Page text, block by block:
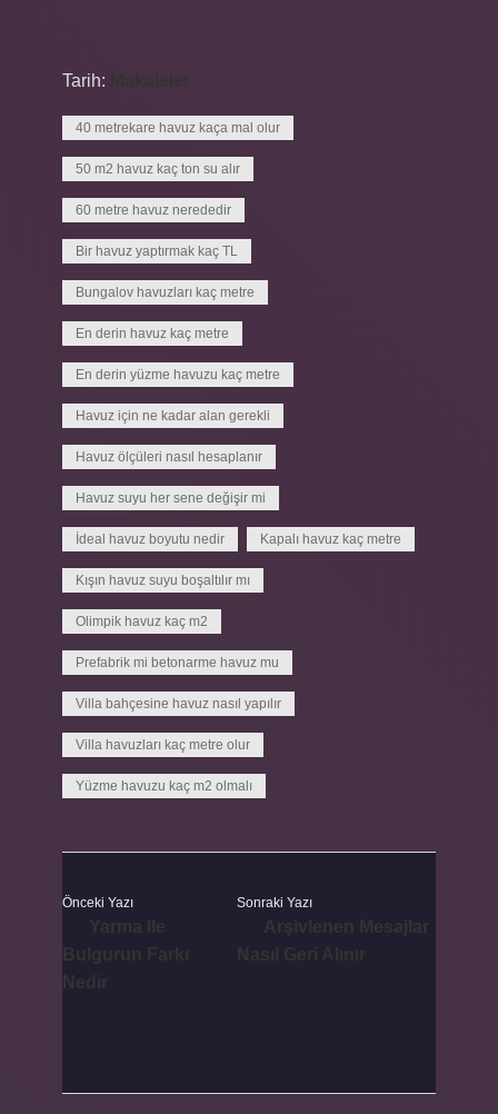
Tarih:
40 metrekare havuz kaça mal olur
50 m2 havuz kaç ton su alır
60 metre havuz nerededir
Bir havuz yaptırmak kaç TL
Bungalov havuzları kaç metre
En derin havuz kaç metre
En derin yüzme havuzu kaç metre
Havuz için ne kadar alan gerekli
Havuz ölçüleri nasıl hesaplanır
Havuz suyu her sene değişir mi
İdeal havuz boyutu nedir Kapalı havuz kaç metre
Kışın havuz suyu boşaltılır mı
Olimpik havuz kaç m2
Prefabrik mi betonarme havuz mu
Villa bahçesine havuz nasıl yapılır
Villa havuzları kaç metre olur
Yüzme havuzu kaç m2 olmalı
Önceki Yazı Sonraki Yazı